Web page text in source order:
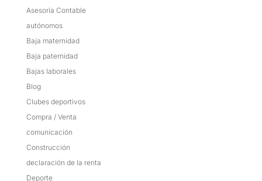
Asesoría Contable
autónomos
Baja maternidad
Baja paternidad
Bajas laborales
Blog
Clubes deportivos
Compra / Venta
comunicación
Construcción
declaración de la renta
Deporte